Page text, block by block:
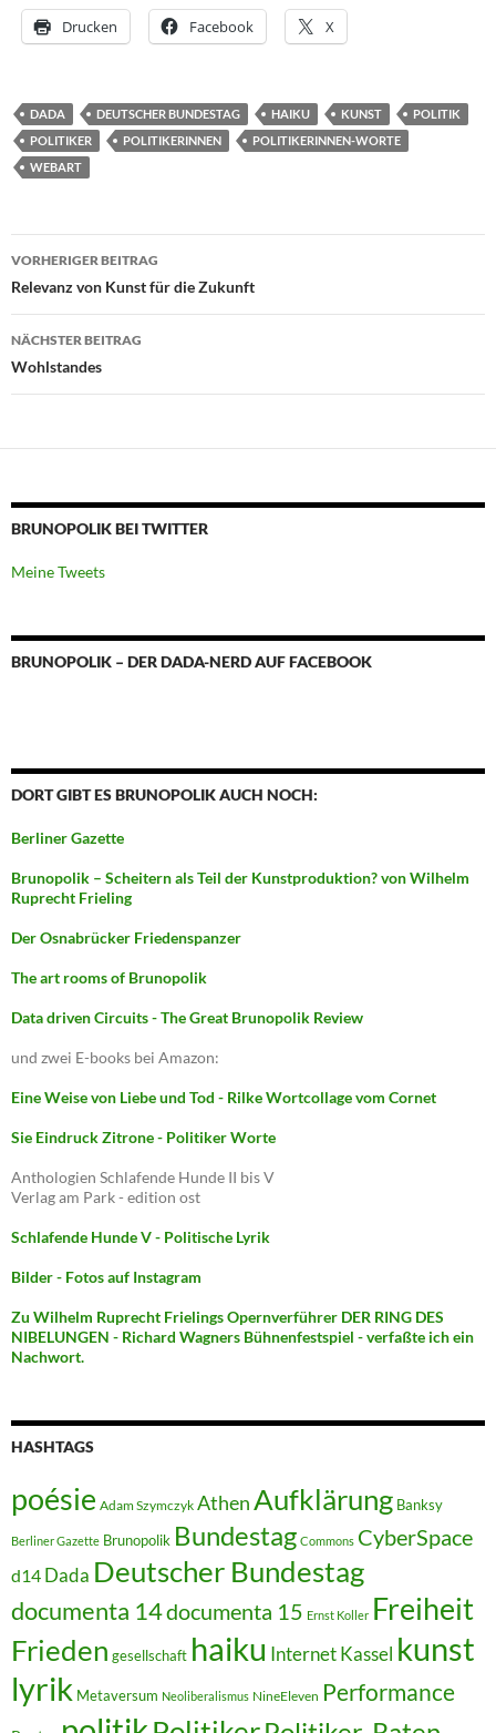
Drucken Facebook X
DADA DEUTSCHER BUNDESTAG HAIKU KUNST
POLITIK
POLITIKER
POLITIKERINNEN
POLITIKERINNEN-WORTE
WEBART
Beitragsnavigation
VORHERIGER BEITRAG
Relevanz von Kunst für die Zukunft
NÄCHSTER BEITRAG
Wohlstandes
BRUNOPOLIK BEI TWITTER
Meine Tweets
BRUNOPOLIK – DER DADA-NERD AUF FACEBOOK
DORT GIBT ES BRUNOPOLIK AUCH NOCH:
Berliner Gazette
Brunopolik – Scheitern als Teil der Kunstproduktion? von Wilhelm
Ruprecht Frieling
Der Osnabrücker Friedenspanzer
The art rooms of Brunopolik
Data driven Circuits - The Great Brunopolik Review
und zwei E-books bei Amazon:
Eine Weise von Liebe und Tod - Rilke Wortcollage vom Cornet
Sie Eindruck Zitrone - Politiker Worte
Anthologien Schlafende Hunde II bis V
Verlag am Park - edition ost
Schlafende Hunde V - Politische Lyrik
Bilder - Fotos auf Instagram
Zu Wilhelm Ruprecht Frielings Opernverführer DER RING DES
NIBELUNGEN - Richard Wagners Bühnenfestspiel - verfaßte ich ein
Nachwort.
HASHTAGS
poésie Adam Szymczyk AthenAufklärung Banksy
Berliner Gazette Brunopolik Bundestag Commons CyberSpace
d14 Dada Deutscher Bundestag
documenta 14documenta 15 Ernst Koller Freiheit
Frieden gesellschaft haiku InternetKassel kunst
lyrik Metaversum Neoliberalismus NineEleven Performance